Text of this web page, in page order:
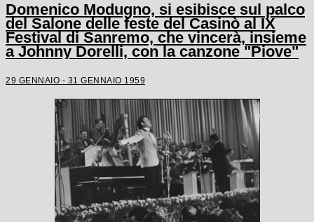
Domenico Modugno, si esibisce sul palco
del Salone delle feste del Casinò al IX
Festival di Sanremo, che vincerà, insieme
a Johnny Dorelli, con la canzone "Piove"
29 GENNAIO - 31 GENNAIO 1959